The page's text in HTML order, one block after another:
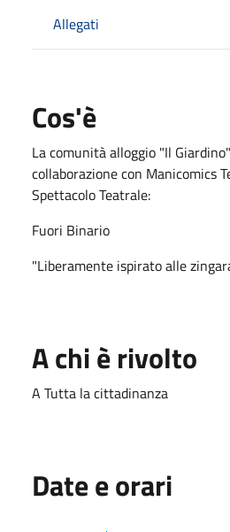
Allegati
Cos'è
La comunità alloggio "Il
collaborazione con Manicomics
Spettacolo Teatrale:
Fuori Binario
"Liberamente ispirato alle
A chi è rivolto
A Tutta la cittadinanza
Date e orari